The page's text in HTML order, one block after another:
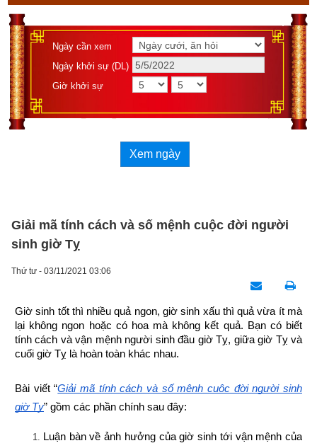
Ngày cần xem
Ngày khởi sự (DL)
Giờ khởi sự
Xem ngày
Giải mã tính cách và số mệnh cuộc đời người
sinh giờ Tỵ
Thứ tư - 03/11/2021 03:06
Giờ sinh tốt thì nhiều quả ngon, giờ sinh xấu thì quả vừa ít mà
lại không ngon hoặc có hoa mà không kết quả. Bạn có biết
tính cách và vận mệnh người sinh đầu giờ Tỵ, giữa giờ Tỵ và
cuối giờ Tỵ là hoàn toàn khác nhau.
Bài viết “Giải mã tính cách và số mệnh cuộc đời người sinh
giờ Tỵ” gồm các phần chính sau đây:
Luận bàn về ảnh hưởng của giờ sinh tới vận mệnh của